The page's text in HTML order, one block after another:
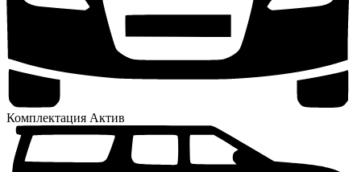
Комплектация Актив